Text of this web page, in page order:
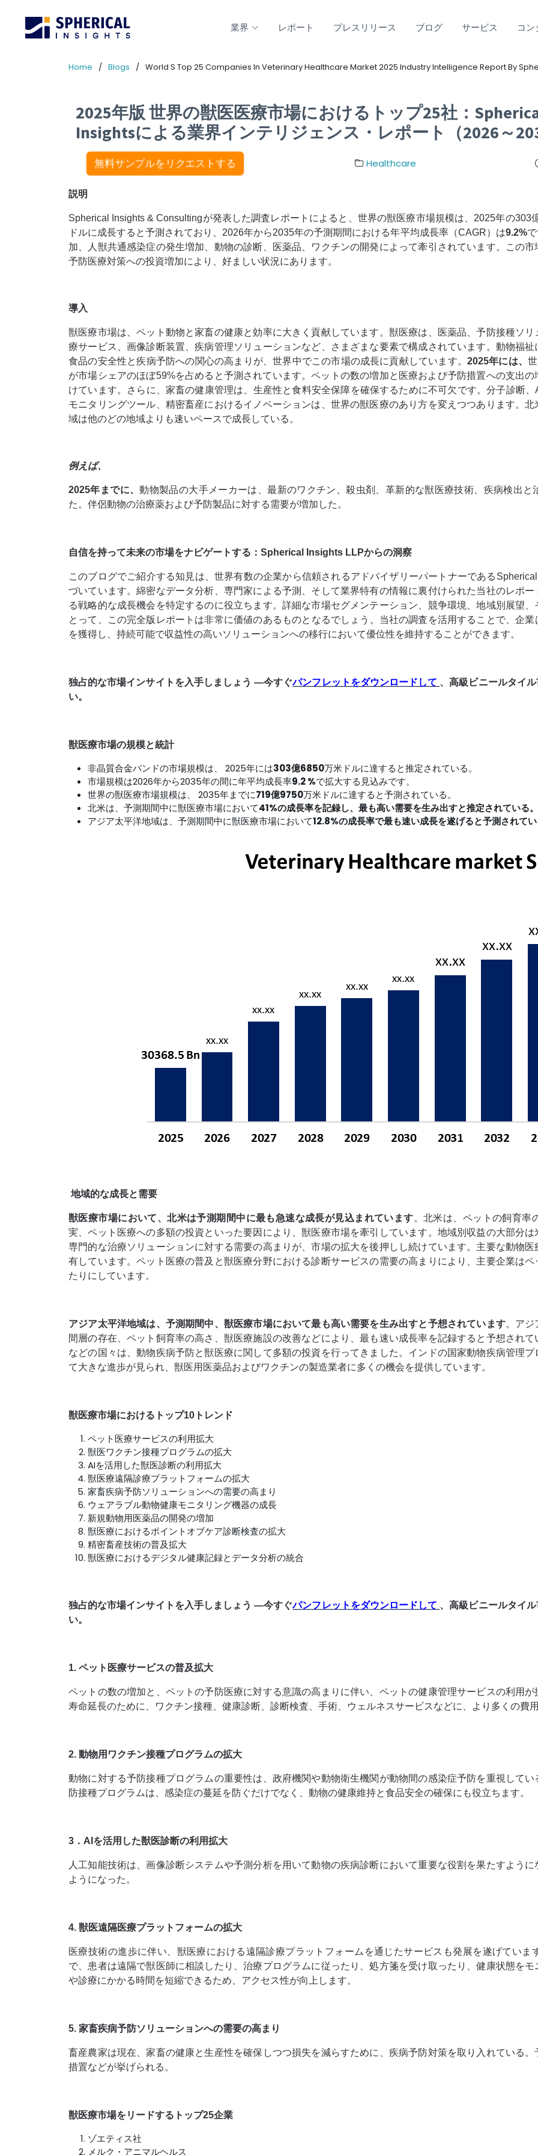
業界 レポート プレスリリース ブログ サービス コ
Home Blogs World S Top 25 Companies In Veterinary Healthcare Market 2025 Industry Intelligence Report By
2025年版 世界の獣医医療市場におけるトップ25社：
Insightsによる業界インテリジェンス・レポート（2026～
無料サンプルをリクエストする Healthcare
説明
Spherical Insights & Consultingが発表した調査レポートによると、世界の獣医療市場規模は、2025年の303
ドルに成長すると予測されており、2026年から2035年の予測期間における年平均成長率（CAGR）は9.2%
加、人獣共通感染症の発生増加、動物の診断、医薬品、ワクチンの開発によって牽引されています。この
予防医療対策への投資増加により、好ましい状況にあります。
導入
獣医療市場は、ペット動物と家畜の健康と効率に大きく貢献しています。獣医療は、医薬品、予防接種ソ
療サービス、画像診断装置、疾病管理ソリューションなど、さまざまな要素で構成されています。動物福
食品の安全性と疾病予防への関心の高まりが、世界中でこの市場の成長に貢献しています。2025年には、
が市場シェアのほぼ59%を占めると予測されています。ペットの数の増加と医療および予防措置への支出
けています。さらに、家畜の健康管理は、生産性と食料安全保障を確保するために不可欠です。分子診断
モニタリングツール、精密畜産におけるイノベーションは、世界の獣医療のあり方を変えつつあります。
域は他のどの地域よりも速いペースで成長している。
例えば、
2025年までに、動物製品の大手メーカーは、最新のワクチン、殺虫剤、革新的な獣医療技術、疾病検出
た。伴侶動物の治療薬および予防製品に対する需要が増加した。
自信を持って未来の市場をナビゲートする：Spherical Insights LLPからの洞察
このブログでご紹介する知見は、世界有数の企業から信頼されるアドバイザリーパートナーである
づいています。綿密なデータ分析、専門家による予測、そして業界特有の情報に裏付けられた当社のレポ
る戦略的な成長機会を特定するのに役立ちます。詳細な市場セグメンテーション、競争環境、地域別展望
とって、この完全版レポートは非​​常に価値のあるものとなるでしょう。当社の調査を活用することで、企
を獲得し、持続可能で収益性の高いソリューションへの移行において優位性を維持することができます。
独占的な市場インサイトを入手しましょう ―今すぐパンフレットをダウンロードして 、高級ビニールタイ
い。
獣医療市場の規模と統計
非晶質合金バンドの市場規模は、 2025年には303億6850万米ドルに達すると推定されている。
市場規模は2026年から2035年の間に年平均成長率9.2%で拡大する見込みです。
世界の獣医療市場規模は、 2035年までに719億9750万米ドルに達すると予測されている。
北米は、予測期間中に獣医療市場において41%の成長率を記録し、最も高い需要を生み出すと推定されている。
アジア太平洋地域は、予測期間中に獣医療市場において12.8%の成長率で最も速い成長を遂げると予測されて
地域的な成長と需要
獣医療市場において、北米は予測期間中に最も急速な成長が見込まれています。北米は、ペットの飼育率
実、ペット医療への多額の投資といった要因により、獣医療市場を牽引しています。地域別収益の大部分
専門的な治療ソリューションに対する需要の高まりが、市場の拡大を後押しし続けています。主要な動物
有しています。ペット医療の普及と獣医療分野における診断サービスの需要の高まりにより、主要企業は
たりにしています。
アジア太平洋地域は、予測期間中、獣医療市場において最も高い需要を生み出すと予想されています。アジ
間層の存在、ペット飼育率の高さ、獣医療施設の改善などにより、最も速い成長率を記録すると予想され
などの国々は、動物疾病予防と獣医療に関して多額の投資を行ってきました。インドの国家動物疾病管理
て大きな進歩が見られ、獣医用医薬品およびワクチンの製造業者に多くの機会を提供しています。
獣医療市場におけるトップ10トレンド
ペット医療サービスの利用拡大
獣医ワクチン接種プログラムの拡大
AIを活用した獣医診断の利用拡大
獣医療遠隔診療プラットフォームの拡大
家畜疾病予防ソリューションへの需要の高まり
ウェアラブル動物健康モニタリング機器の成長
新規動物用医薬品の開発の増加
獣医療におけるポイントオブケア診断検査の拡大
精密畜産技術の普及拡大
獣医療におけるデジタル健康記録とデータ分析の統合
独占的な市場インサイトを入手しましょう ―今すぐパンフレットをダウンロードして 、高級ビニールタイ
い。
1. ペット医療サービスの普及拡大
ペットの数の増加と、ペットの予防医療に対する意識の高まりに伴い、ペットの健康管理サービスの利用
寿命延長のために、ワクチン接種、健康診断、診断検査、手術、ウェルネスサービスなどに、より多くの費
2. 動物用ワクチン接種プログラムの拡大
動物に対する予防接種プログラムの重要性は、政府機関や動物衛生機関が動物間の感染症予防を重視して
防接種プログラムは、感染症の蔓延を防ぐだけでなく、動物の健康維持と食品安全の確保にも役立ちます。
3．AIを活用した獣医診断の利用拡大
人工知能技術は、画像診断システムや予測分析を用いて動物の疾病診断において重要な役割を果たすよう
ようになった。
4. 獣医遠隔医療プラットフォームの拡大
医療技術の進歩に伴い、獣医療における遠隔診療プラットフォームを通じたサービスも発展を遂げてい
で、患者は遠隔で獣医師に相談したり、治療プログラムに従ったり、処方箋を受け取ったり、健康状態を
や診療にかかる時間を短縮できるため、アクセス性が向上します。
5. 家畜疾病予防ソリューションへの需要の高まり
畜産農家は現在、家畜の健康と生産性を確保しつつ損失を減らすために、疾病予防対策を取り入れている
措置などが挙げられる。
獣医療市場をリードするトップ25企業
ゾエティス社
メルク・アニマルヘルス